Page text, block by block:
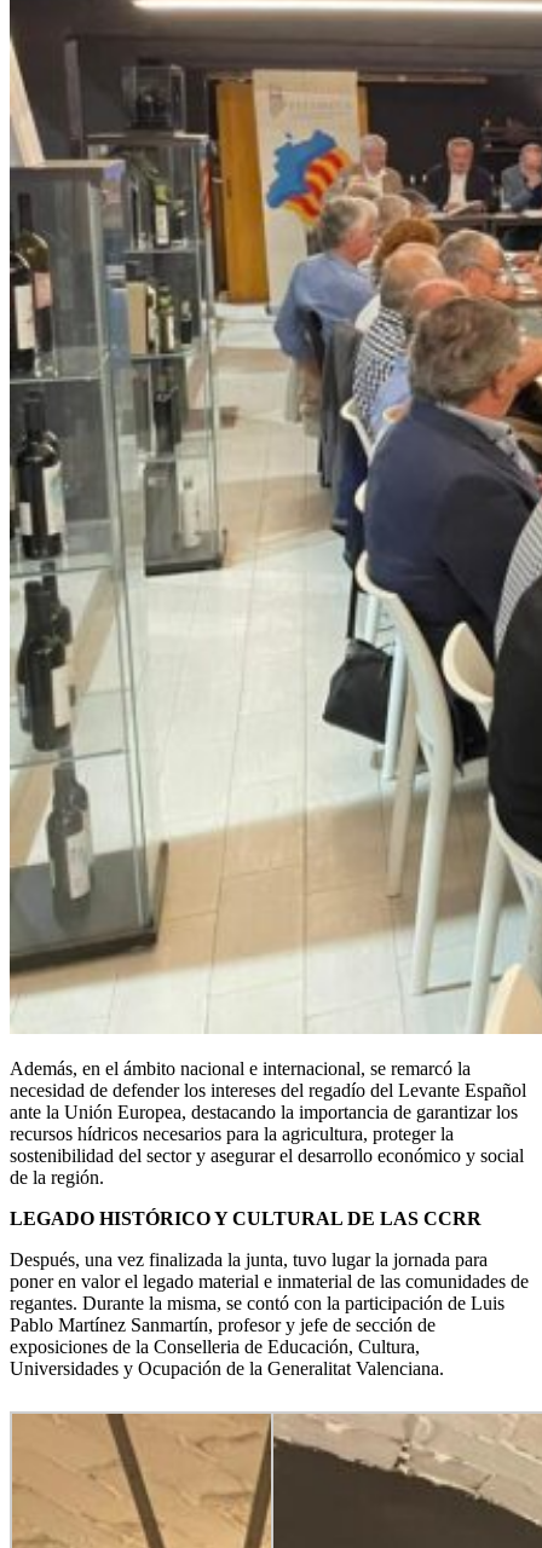
Además, en el ámbito nacional e internacional, se remarcó la
necesidad de defender los intereses del regadío del Levante Español
ante la Unión Europea, destacando la importancia de garantizar los
recursos hídricos necesarios para la agricultura, proteger la
sostenibilidad del sector y asegurar el desarrollo económico y social
de la región.
LEGADO HISTÓRICO Y CULTURAL DE LAS CCRR
Después, una vez finalizada la junta, tuvo lugar la jornada para
poner en valor el legado material e inmaterial de las comunidades de
regantes. Durante la misma, se contó con la participación de Luis
Pablo Martínez Sanmartín, profesor y jefe de sección de
exposiciones de la Conselleria de Educación, Cultura,
Universidades y Ocupación de la Generalitat Valenciana.